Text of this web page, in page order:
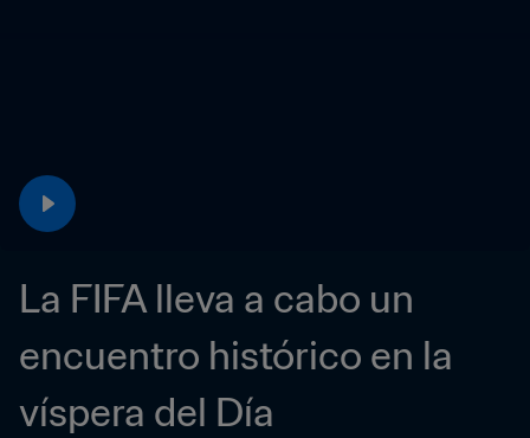
La FIFA lleva a cabo un
encuentro histórico en la
víspera del Día